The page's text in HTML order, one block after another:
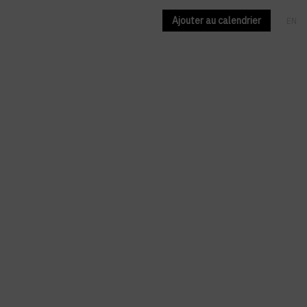
Ajouter au calendrier